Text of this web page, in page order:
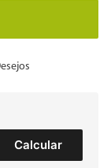
Calcular